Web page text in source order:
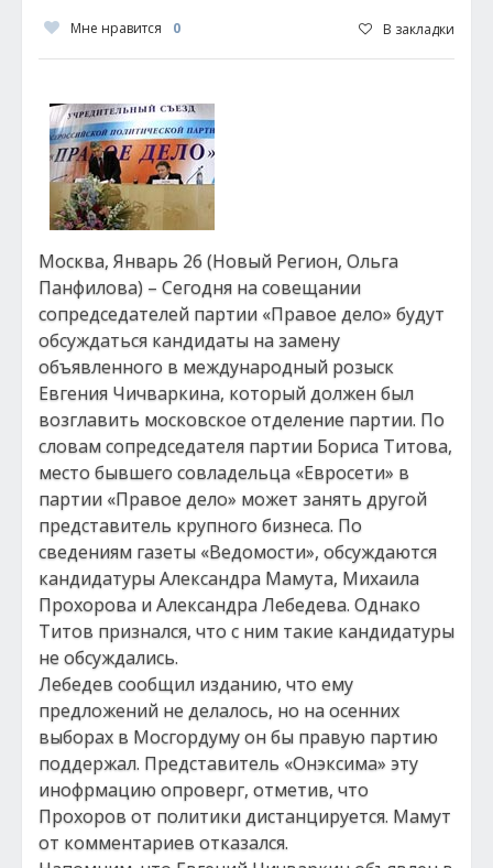
Мне нравится 0 В закладки
Москва, Январь 26 (Новый Регион, Ольга
Панфилова) – Сегодня на совещании
сопредседателей партии «Правое дело» будут
обсуждаться кандидаты на замену
объявленного в международный розыск
Евгения Чичваркина, который должен был
возглавить московское отделение партии. По
словам сопредседателя партии Бориса Титова,
место бывшего совладельца «Евросети» в
партии «Правое дело» может занять другой
представитель крупного бизнеса. По
сведениям газеты «Ведомости», обсуждаются
кандидатуры Александра Мамута, Михаила
Прохорова и Александра Лебедева. Однако
Титов признался, что с ним такие кандидатуры
не обсуждались.
Лебедев сообщил изданию, что ему
предложений не делалось, но на осенних
выборах в Мосгордуму он бы правую партию
поддержал. Представитель «Онэксима» эту
инофрмацию опроверг, отметив, что
Прохоров от политики дистанцируется. Мамут
от комментариев отказался.